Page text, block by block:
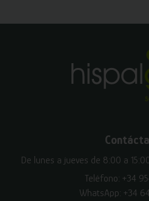
De lunes a jueves de 8:00 a
Teléfono: +34
WhatsApp: +34